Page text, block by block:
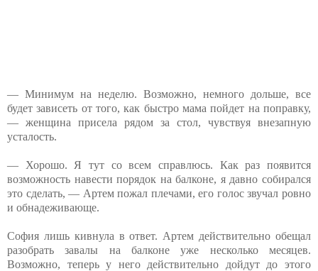
— Минимум на неделю. Возможно, немного дольше, все
будет зависеть от того, как быстро мама пойдет на поправку,
— женщина присела рядом за стол, чувствуя внезапную
усталость.
— Хорошо. Я тут со всем справлюсь. Как раз появится
возможность навести порядок на балконе, я давно собирался
это сделать, — Артем пожал плечами, его голос звучал ровно
и обнадеживающе.
София лишь кивнула в ответ. Артем действительно обещал
разобрать завалы на балконе уже несколько месяцев.
Возможно, теперь у него действительно дойдут до этого